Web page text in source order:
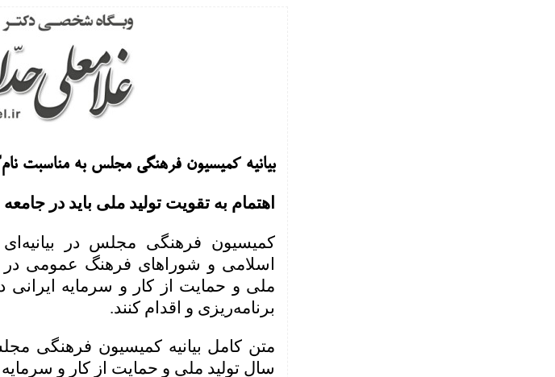
بیانیه کمیسیون فرهنگی مجلس به مناسبت
اهتمام به تقویت تولید ملی باید در
کمیسیون فرهنگی مجلس در
اسلامی و شوراهای فرهنگ عمومی در
ملی و حمایت از کار و سرمایه
برنامه‌ریزی و اقدام کنند.
سال تولید ملی و حمایت از کار و